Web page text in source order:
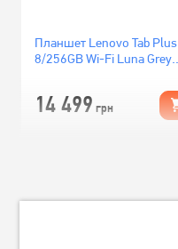
Планшет Lenovo Tab Plus
8/256GB Wi-Fi Luna Grey
14 499 грн